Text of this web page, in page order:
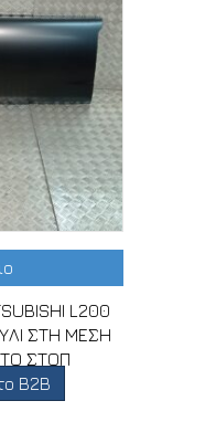
L200
ΣΤΗ ΜΕΣΗ
ΣΤΟΠ
B2B